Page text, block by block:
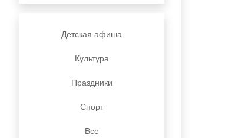
Детская афиша
Культура
Праздники
Спорт
Все